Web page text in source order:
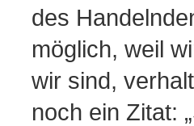
des
möglich, weil
wir sind,
noch ein Zitat: